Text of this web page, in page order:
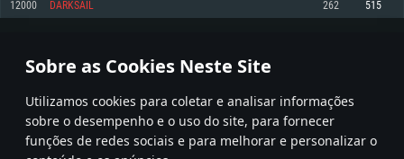
Sobre as Cookies Neste Site
Utilizamos cookies para coletar e analisar informações
sobre o desempenho e o uso do site, para fornecer
funções de redes sociais e para melhorar e personalizar o
superior, Radeon RX 570 ou superior
Disco: 75,9 GB
Network: Internet de banda larga.
Placa Gráfica: NVIDIA 1060 com os drivers mais recentes (não mais de 6
meses) / equivalentes AMD (Radeon RX 570) com os drivers mais recentes
Network: Internet de banda larga.
12000 DARKSAIL 262 515